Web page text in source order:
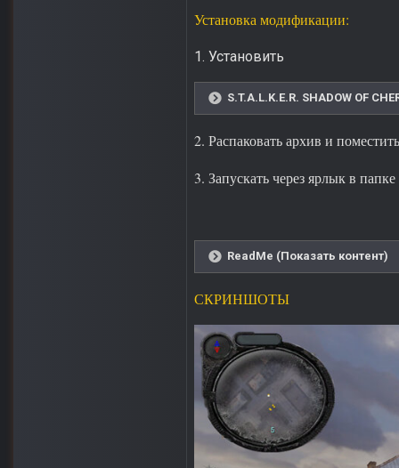
Установка модификации:
1. Установить
S.T.A.L.K.E.R. SHADOW OF
2. Распаковать архив и
3. Запускать через ярлык в
ReadMe (Показать контент)
СКРИНШОТЫ